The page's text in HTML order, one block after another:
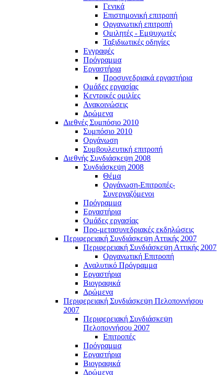
Γενικά
Επιστημονική επιτροπή
Οργανωτική επιτροπή
Ομιλητές - Εμψυχωτές
Ταξιδιωτικές οδηγίες
Εγγραφές
Πρόγραμμα
Εργαστήρια
Προσυνεδριακά εργαστήρια
Ομάδες εργασίας
Κεντρικές ομιλίες
Ανακοινώσεις
Δρώμενα
Διεθνές Συμπόσιο 2010
Συμπόσιο 2010
Οργάνωση
Συμβουλευτική επιτροπή
Διεθνής Συνδιάσκεψη 2008
Συνδιάσκεψη 2008
Θέμα
Οργάνωση-Επιτροπές-
Συνεργαζόμενοι
Πρόγραμμα
Εργαστήρια
Ομάδες εργασίας
Προ-μετασυνεδριακές εκδηλώσεις
Περιφερειακή Συνδιάσκεψη Αττικής 2007
Περιφερειακή Συνδιάσκεψη Αττικής 2007
Οργανωτική Επιτροπή
Αναλυτικό Πρόγραμμα
Εργαστήρια
Βιογραφικά
Δρώμενα
Περιφερειακή Συνδιάσκεψη Πελοποννήσου
2007
Περιφερειακή Συνδιάσκεψη
Πελοποννήσου 2007
Επιτροπές
Πρόγραμμα
Εργαστήρια
Βιογραφικά
Δρώμενα